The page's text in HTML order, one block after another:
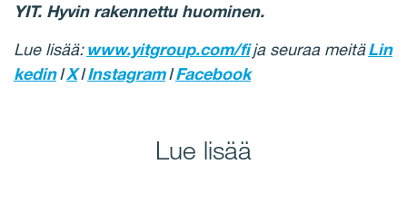
YIT. Hyvin rakennettu huominen.
Lue lisää:www.yitgroup.com/fija seuraa meitäLin
kedinIXIInstagramIFacebook
Lue lisää